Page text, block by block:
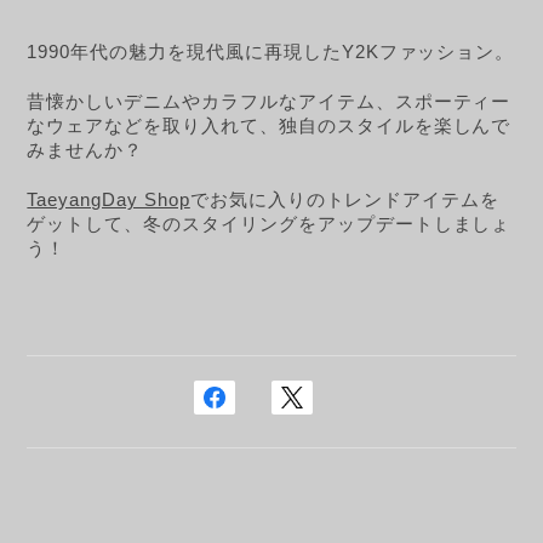
1990年代の魅力を現代風に再現したY2Kファッション。
昔懐かしいデニムやカラフルなアイテム、スポーティー
なウェアなどを取り入れて、独自のスタイルを楽しんで
みませんか？
TaeyangDay Shopでお気に入りのトレンドアイテムを
ゲットして、冬のスタイリングをアップデートしましょ
う！